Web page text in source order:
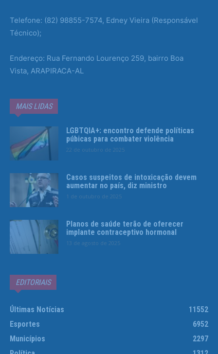
Telefone: (82) 98855-7574, Edney Vieira (Responsável
Técnico);
Endereço: Rua Fernando Lourenço 259, bairro Boa
Vista, ARAPIRACA-AL
MAIS LIDAS
LGBTQIA+: encontro defende políticas
púbicas para combater violência
22 de outubro de 2025
Casos suspeitos de intoxicação devem
aumentar no país, diz ministro
1 de outubro de 2025
Planos de saúde terão de oferecer
implante contraceptivo hormonal
13 de agosto de 2025
EDITORIAIS
Últimas Notícias
11552
Esportes
6952
Municípios
2297